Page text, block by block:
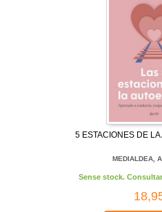
5 ESTACIONES DE
MEDIALDEA,
Sense stock.